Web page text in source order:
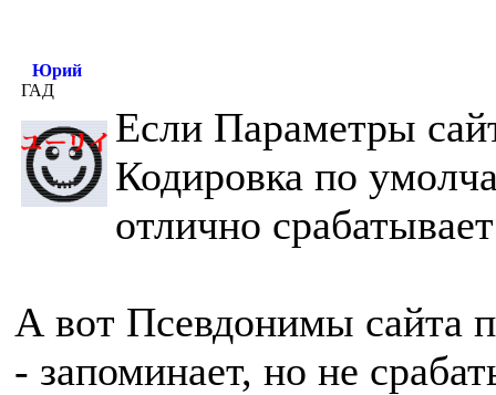
Юрий
ГАД
Если Параметры
Кодировка по
отлично
А вот Псевдонимы сайта
- запоминает, но не